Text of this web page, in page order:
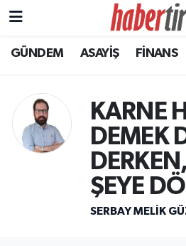
GÜNDEM ASAYİŞ FİNANS
KARNE
DEMEK
ŞEYE
SERBAY MELIK
Tire Nöbetçi Eczaneler
Tire Trafik Yoğunluk
Süper Lig Puan Durumu
Tüm Manşetler